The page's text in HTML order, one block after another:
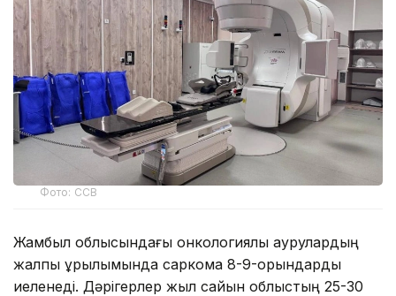
Фото: ССВ
Жамбыл облысындағы онкологиялық аурулардың
жалпы құрылымында саркома 8-9-орындарды
иеленеді. Дәрігерлер жыл сайын облыстың 25-30